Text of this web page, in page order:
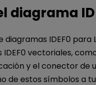
diagrama
diagramas IDEF0
vectoriales,
y el conector de
de estos símbolos a